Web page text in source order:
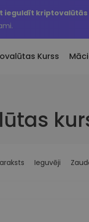
kriptovalūtās
Kurss
Nesen
Pērciet vairāk nekā 300
kriptovalūtas
iespējas
Ieguvēji